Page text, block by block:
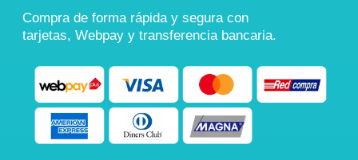
Compra de forma rápida y segura con
tarjetas, Webpay y transferencia bancaria.